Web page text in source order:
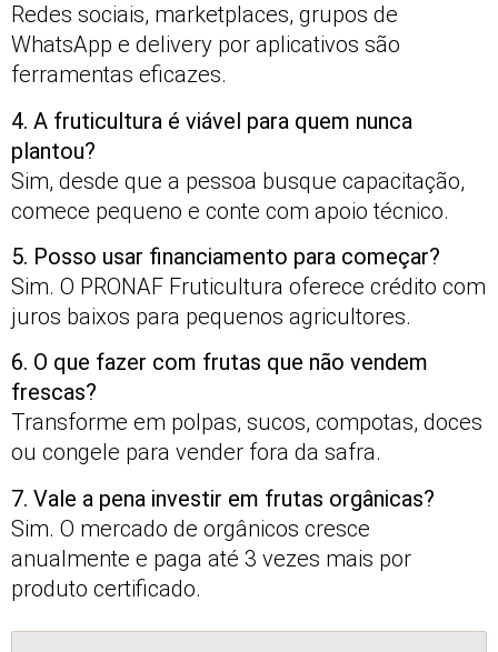
Redes sociais, marketplaces, grupos de
WhatsApp e delivery por aplicativos são
ferramentas eficazes.
4. A fruticultura é viável para quem nunca
plantou?
Sim, desde que a pessoa busque capacitação,
comece pequeno e conte com apoio técnico.
5. Posso usar financiamento para começar?
Sim. O PRONAF Fruticultura oferece crédito com
juros baixos para pequenos agricultores.
6. O que fazer com frutas que não vendem
frescas?
Transforme em polpas, sucos, compotas, doces
ou congele para vender fora da safra.
7. Vale a pena investir em frutas orgânicas?
Sim. O mercado de orgânicos cresce
anualmente e paga até 3 vezes mais por
produto certificado.